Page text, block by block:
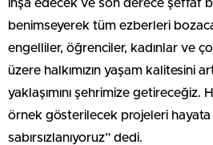
inşa edecek ve son derece şeffaf
benimseyerek tüm ezberleri
engelliler, öğrenciler, kadınlar ve
üzere halkımızın yaşam kalitesini
yaklaşımını şehrimize getireceğiz.
örnek gösterilecek projeleri hayata
sabırsızlanıyoruz” dedi.